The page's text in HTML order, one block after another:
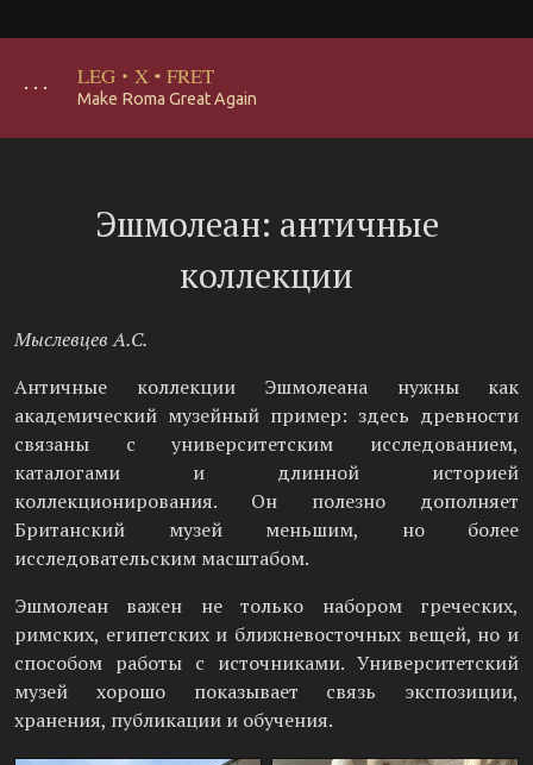
･･･ LEG · X · FRET
Make Roma Great Again
Эшмолеан: античные
коллекции
Мыслевцев А.С.
Античные коллекции Эшмолеана нужны как
академический музейный пример: здесь древности
связаны с университетским исследованием,
каталогами и длинной историей
коллекционирования. Он полезно дополняет
Британский музей меньшим, но более
исследовательским масштабом.
Эшмолеан важен не только набором греческих,
римских, египетских и ближневосточных вещей, но и
способом работы с источниками. Университетский
музей хорошо показывает связь экспозиции,
хранения, публикации и обучения.